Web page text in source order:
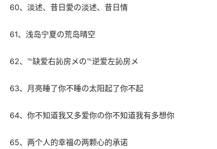
60、淡述、昔日愛の淡述、昔日情
61、浅岛宁夏の荒岛晴空
62、℡缺爱右訫房メの℡逆爱左訫房メ
63、月亮睡了你不睡の太阳起了你不起
64、你不知道我又多爱你の你不知道我有多想你
65、两个人的幸福の两颗心的承诺